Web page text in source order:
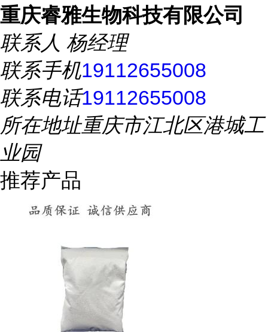
重庆睿雅生物科技有限公司
联系人 杨经理
联系手机19112655008
联系电话19112655008
所在地址重庆市江北区港城工
业园
推荐产品